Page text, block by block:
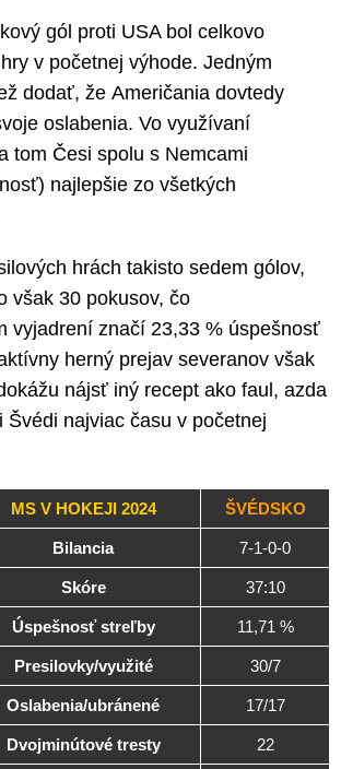
gól proti USA bol celkovo
v početnej výhode. Jedným
dodať, že Američania dovtedy
oslabenia. Vo využívaní
tom Česi spolu s Nemcami
najlepšie zo všetkých
hrách takisto sedem gólov,
však 30 pokusov, čo
vyjadrení značí 23,33 % úspešnosť
herný prejav severanov však
nájsť iný recept ako faul, azda
Švédi najviac času v početnej
MS V HOKEJI 2024 ŠVÉDSKO
Bilancia 7-1-0-0
Skóre 37:10
Úspešnosť streľby 11,71 %
Presilovky/využité 30/7
Oslabenia/ubránené 17/17
Dvojminútové tresty 22